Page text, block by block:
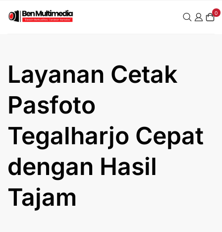
0
Layanan Cetak
Pasfoto
Tegalharjo Cepat
dengan Hasil
Tajam